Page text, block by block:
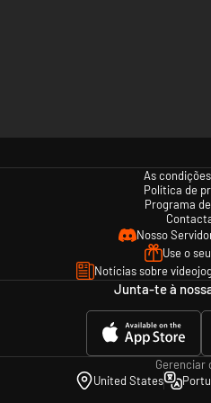
As
Política de
Programa
Nosso
Use o
Notícias sobre
Junta-te à
Gerenciar
United States